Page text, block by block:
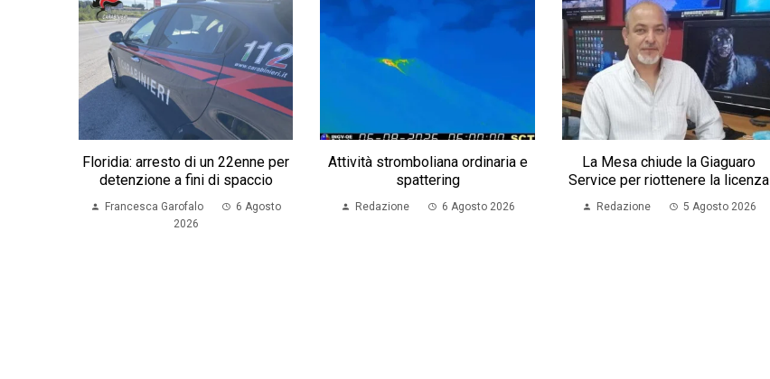
Floridia: arresto di un 22enne per
detenzione a fini di spaccio
Francesca Garofalo
6 Agosto
2026
Attività stromboliana ordinaria e
spattering
Redazione 6 Agosto 2026
La Mesa chiude la Giaguaro
Service per riottenere la licenza
Redazione 5 Agosto 2026